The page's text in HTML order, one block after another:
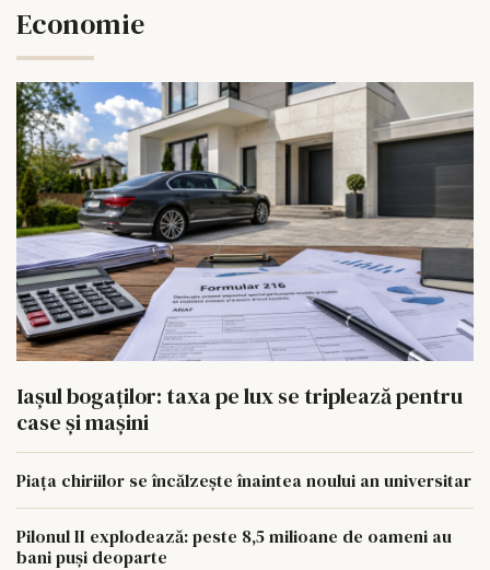
Economie
Iașul bogaților: taxa pe lux se triplează pentru
case și mașini
Piața chiriilor se încălzește înaintea noului an universitar
Pilonul II explodează: peste 8,5 milioane de oameni au
bani puși deoparte